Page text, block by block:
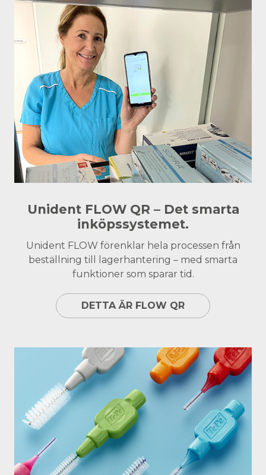
Unident FLOW QR – Det smarta
inköpssystemet.
Unident FLOW förenklar hela processen från
beställning till lagerhantering – med smarta
funktioner som sparar tid.
DETTA ÄR FLOW QR